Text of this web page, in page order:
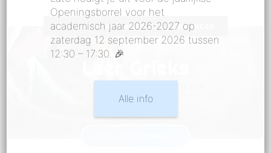
Openingsborrel voor het
academisch jaar 2026-2027 op
zaterdag 12 september 2026 tussen
12:30 – 17:30. 🎉
Alle info